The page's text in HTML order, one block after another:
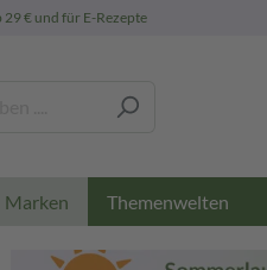
29 € und für E-Rezepte
Marken Themenwelten